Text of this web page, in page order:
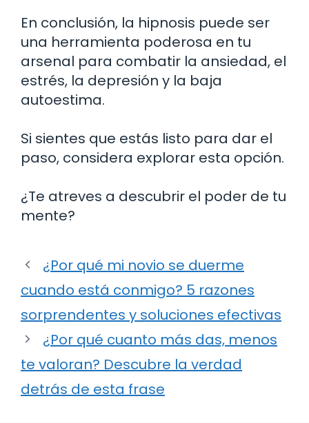
En conclusión, la hipnosis puede ser
una herramienta poderosa en tu
arsenal para combatir la ansiedad, el
estrés, la depresión y la baja
autoestima.
Si sientes que estás listo para dar el
paso, considera explorar esta opción.
¿Te atreves a descubrir el poder de tu
mente?
¿Por qué mi novio se duerme
cuando está conmigo? 5 razones
sorprendentes y soluciones efectivas
¿Por qué cuanto más das, menos
te valoran? Descubre la verdad
detrás de esta frase